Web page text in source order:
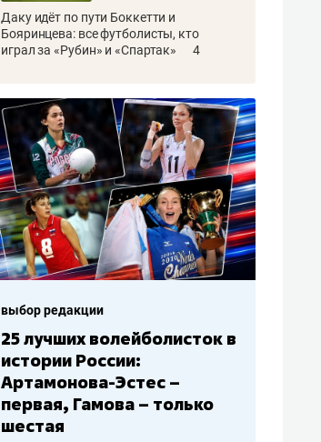
Даку идёт по пути Боккетти и
Бояринцева: все футболисты, кто
играл за «Рубин» и «Спартак»
4
выбор редакции
25 лучших волейболисток в
истории России:
Артамонова-Эстес –
первая, Гамова – только
шестая